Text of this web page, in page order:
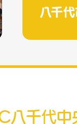
八千代中